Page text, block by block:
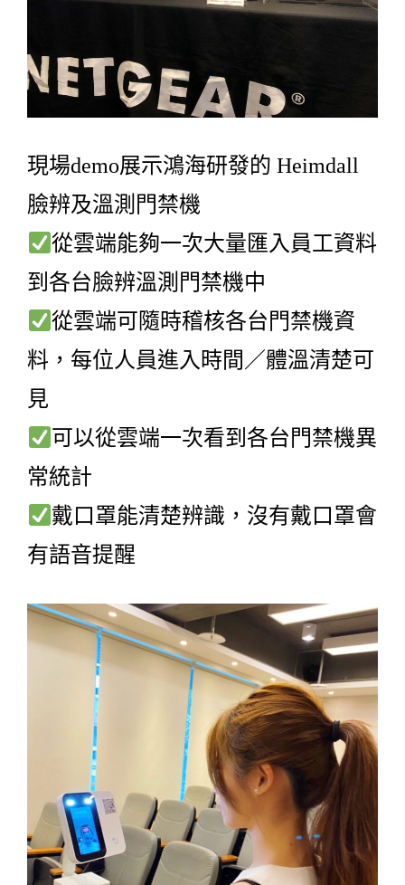
現場demo展示鴻海研發的 Heimdall
臉辨及溫測門禁機
從雲端能夠一次大量匯入員工資料
到各台臉辨溫測門禁機中
從雲端可隨時稽核各台門禁機資
料，每位人員進入時間／體溫清楚可
見
可以從雲端一次看到各台門禁機異
常統計
戴口罩能清楚辨識，沒有戴口罩會
有語音提醒